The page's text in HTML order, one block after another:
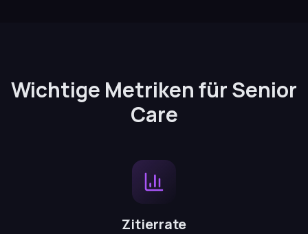
Wichtige Metriken für Senior
Care
Zitierrate